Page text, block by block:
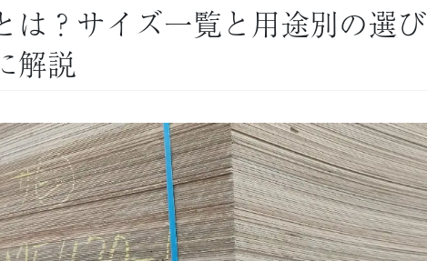
は？サイズ一覧と用途別の選び
解説